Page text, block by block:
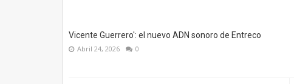
Vicente Guerrero': el nuevo ADN sonoro de Entreco
Abril 24, 2026 0